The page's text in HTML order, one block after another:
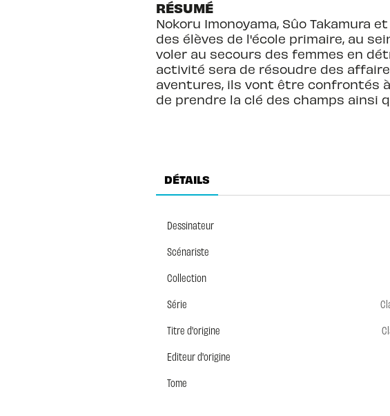
RÉSUMÉ
Nokoru Imonoyama, Sûo Takamura
des élèves de l'école primaire, au
voler au secours des femmes en
activité sera de résoudre des
aventures, ils vont être confrontés
de prendre la clé des champs ainsi
DÉTAILS
Dessinateur
Scénariste
Collection
Série
Titre d'origine
Editeur d'origine
Tome